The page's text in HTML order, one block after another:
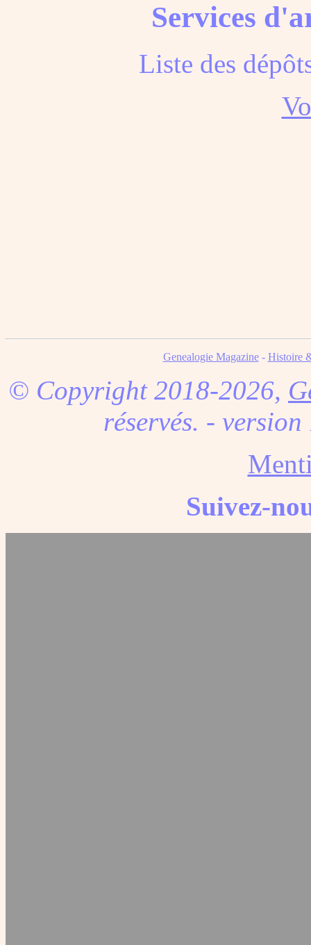
Services
Liste des
Genealogie Magazine- Histoire
© Copyright 2018-2026,
réservés. -
Suivez-